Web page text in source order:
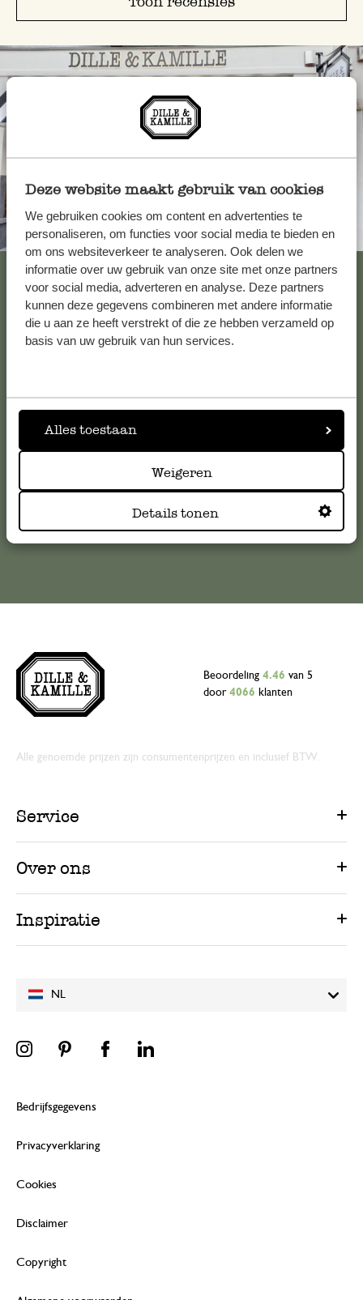
Deze website maakt gebruik van cookies
We gebruiken cookies om content en advertenties te
personaliseren, om functies voor social media te bieden en
om ons websiteverkeer te analyseren. Ook delen we
informatie over uw gebruik van onze site met onze partners
voor social media, adverteren en analyse. Deze partners
kunnen deze gegevens combineren met andere informatie
die u aan ze heeft verstrekt of die ze hebben verzameld op
basis van uw gebruik van hun services.
Alles toestaan
Weigeren
Details tonen
Altijd in de buurt
Bekijk alle 62 winkels
Klantenservice
klantenservice. Of bekijk hier het antwoord op de
klantenservice@dille-kamille.com
Online Klantenservice
NL
Beoordeling 4.46 van 5
door 4066 klanten
Alle genoemde prijzen zijn consumentenprijzen en inclusief BTW.
Service
Over ons
Inspiratie
Bedrijfsgegevens
Privacyverklaring
Cookies
Disclaimer
Copyright
4 december 2025
3 juli 2026
Enkel een score, geen toelichting